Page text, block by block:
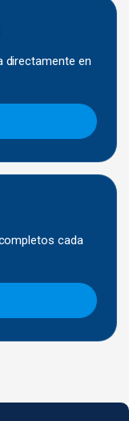
directamente en
cada